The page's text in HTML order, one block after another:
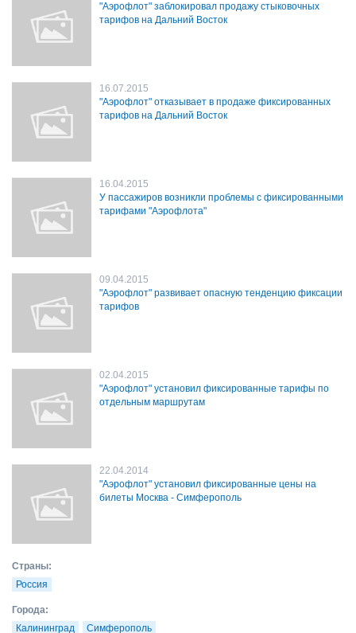
"Аэрофлот" заблокировал продажу стыковочных
тарифов на Дальний Восток
16.07.2015
"Аэрофлот" отказывает в продаже фиксированных
тарифов на Дальний Восток
16.04.2015
У пассажиров возникли проблемы с фиксированными
тарифами "Аэрофлота"
09.04.2015
"Аэрофлот" развивает опасную тенденцию фиксации
тарифов
02.04.2015
"Аэрофлот" установил фиксированные тарифы по
отдельным маршрутам
22.04.2014
"Аэрофлот" установил фиксированные цены на
билеты Москва - Симферополь
Страны:
Россия
Города:
Калининград
Симферополь